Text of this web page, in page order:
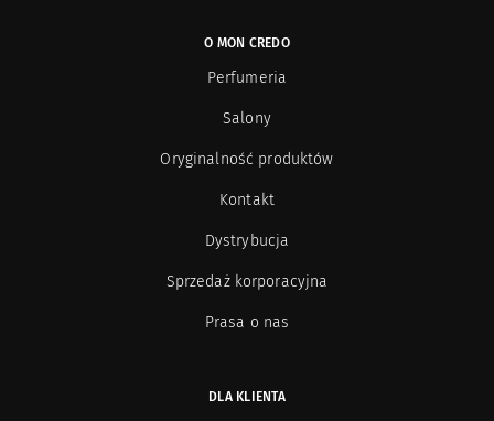
O MON CREDO
Perfumeria
Salony
Oryginalność produktów
Kontakt
Dystrybucja
Sprzedaż korporacyjna
Prasa o nas
DLA KLIENTA